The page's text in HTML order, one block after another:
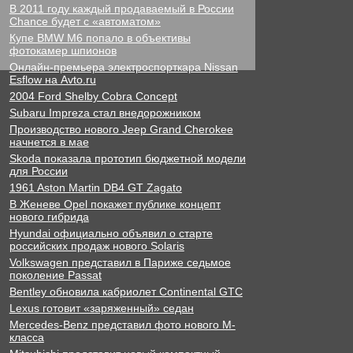
В 2011 году каждый продаваемый в России
Chance будет с «автоматом»
Купе BMW M6 попало в объективы
фотокамер шпионов
Онлайн-премьера электроспорткара Nissan
Esflow на Avto.ru
2004 Ford Shelby Cobra Concept
Subaru Impreza стал внедорожником
Производство нового Jeep Grand Cherokee
начнется в мае
Skoda показала прототип бюджетной модели
для России
1961 Aston Martin DB4 GT Zagato
В Женеве Opel покажет публике концепт
нового гибрида
Hyundai официально объявил о старте
российских продаж нового Solaris
Volkswagen представил в Париже седьмое
поколение Passat
Bentley обновила кабриолет Continental GTC
Lexus готовит «заряженный» седан
Mercedes-Benz представил фото нового M-
класса